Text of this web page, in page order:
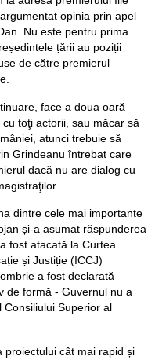
opinia prin apel
Nu este pentru prima
țării au poziții
de către premierul
face a doua oară
toţi actorii, sau măcar să
atunci trebuie să
Grindeanu întrebat care
dacă nu are dialog cu
dintre cele mai importante
și-a asumat răspunderea
fost atacată la Curtea
și Justiție (ICCJ)
a fost declarată
de formă - Guvernul nu a
Superior al
proiectului cât mai rapid și